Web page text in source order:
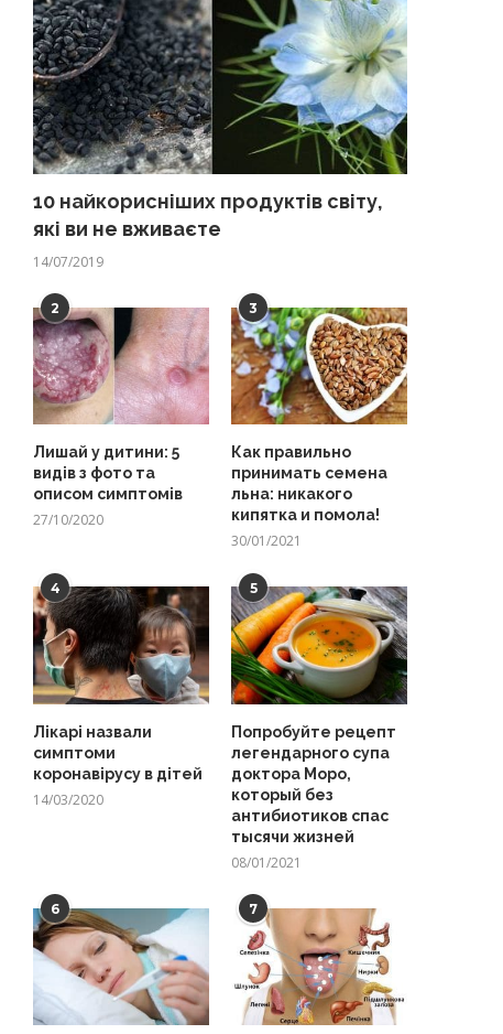
10 найкорисніших продуктів світу,
які ви не вживаєте
14/07/2019
2
Лишай у дитини: 5
видів з фото та
описом симптомів
27/10/2020
3
Как правильно
принимать семена
льна: никакого
кипятка и помола!
30/01/2021
4
Лікарі назвали
симптоми
коронавірусу в дітей
14/03/2020
5
Попробуйте рецепт
легендарного супа
доктора Моро,
который без
антибиотиков спас
тысячи жизней
08/01/2021
6 7